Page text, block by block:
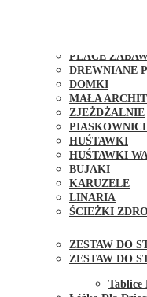
PLACE ZABAW
DREWNIANE
DOMKI
MAŁA
ZJEŻDŻALNIE
HUŚTAWKI
HUŚTAWKI
BUJAKI
KARUZELE
LINARIA
ŚCIEŻKI
ZESTAW DO
ZESTAW DO
Tablice